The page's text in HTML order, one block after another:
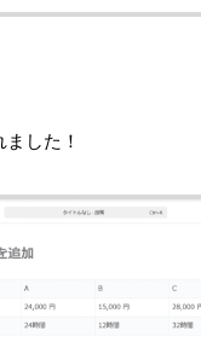
した！